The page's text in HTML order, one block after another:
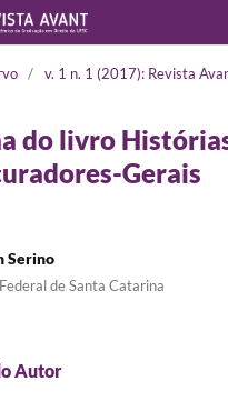
/ v. 1 n. 1 (2017): Revista
do livro
Gerais
Serino
de Santa Catarina
Autor